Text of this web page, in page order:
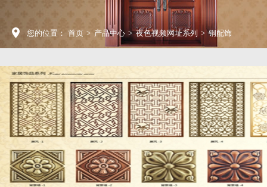
您的位置： 首页 > 产品中心 > 夜色视频网址系列 > 铜配饰